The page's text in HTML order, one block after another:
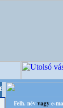
+++++++
Felh. név vagy e-